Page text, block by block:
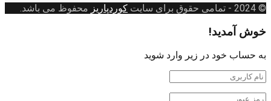
© 2024
- تمامی حقوق برای سایت کوردپاریز محفوظ می باشد.
خوش آمدید!
به حساب خود در زیر وارد شوید